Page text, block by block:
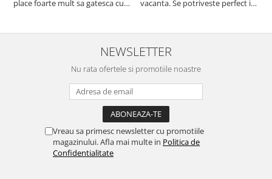
place foarte mult sa gatesca cu
cratita...ma gandesc serios sa imi
cumpar si eu! Recomand mult !
vacanta. Se potriveste perfect in
buna, recomand cu drag !
NEWSLETTER
Nu rata ofertele si promotiile noastre
Vreau sa primesc newsletter cu promotiile
magazinului. Afla mai multe in Politica de
Confidentialitate